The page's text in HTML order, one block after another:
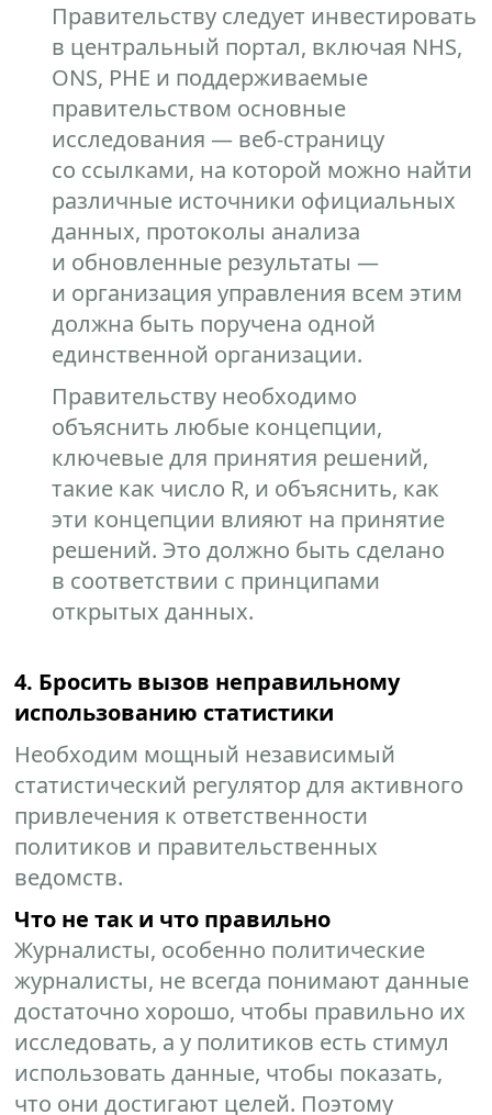
Правительству следует инвестировать
в центральный портал, включая NHS,
ONS, PHE и поддерживаемые
правительством основные
исследования — веб-страницу
со ссылками, на которой можно найти
различные источники официальных
данных, протоколы анализа
и обновленные результаты —
и организация управления всем этим
должна быть поручена одной
единственной организации.
Правительству необходимо
объяснить любые концепции,
ключевые для принятия решений,
такие как число R, и объяснить, как
эти концепции влияют на принятие
решений. Это должно быть сделано
в соответствии с принципами
открытых данных.
4. Бросить вызов неправильному
использованию статистики
Необходим мощный независимый
статистический регулятор для активного
привлечения к ответственности
политиков и правительственных
ведомств.
Что не так и что правильно
Журналисты, особенно политические
журналисты, не всегда понимают данные
достаточно хорошо, чтобы правильно их
исследовать, а у политиков есть стимул
использовать данные, чтобы показать,
что они достигают целей. Поэтому